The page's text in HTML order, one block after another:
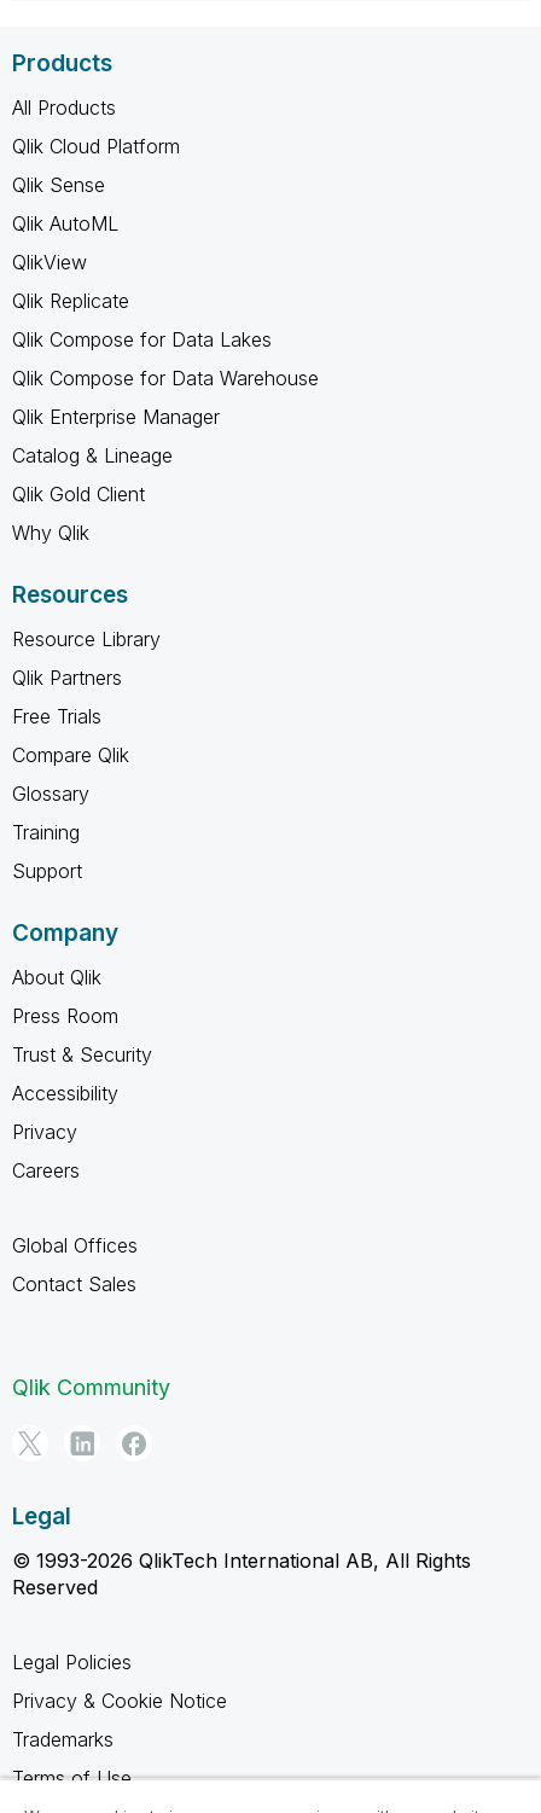
Products
All Products
Qlik Cloud Platform
Qlik Sense
Qlik AutoML
QlikView
Qlik Replicate
Qlik Compose for Data Lakes
Qlik Compose for Data Warehouse
Qlik Enterprise Manager
Catalog & Lineage
Qlik Gold Client
Why Qlik
Resources
Resource Library
Qlik Partners
Free Trials
Compare Qlik
Glossary
Training
Support
Company
About Qlik
Press Room
Trust & Security
Accessibility
Privacy
Careers
Global Offices
Contact Sales
Qlik Community
Legal
© 1993-2026 QlikTech International AB, All Rights
Reserved
Legal Policies
Privacy & Cookie Notice
Trademarks
Terms of Use